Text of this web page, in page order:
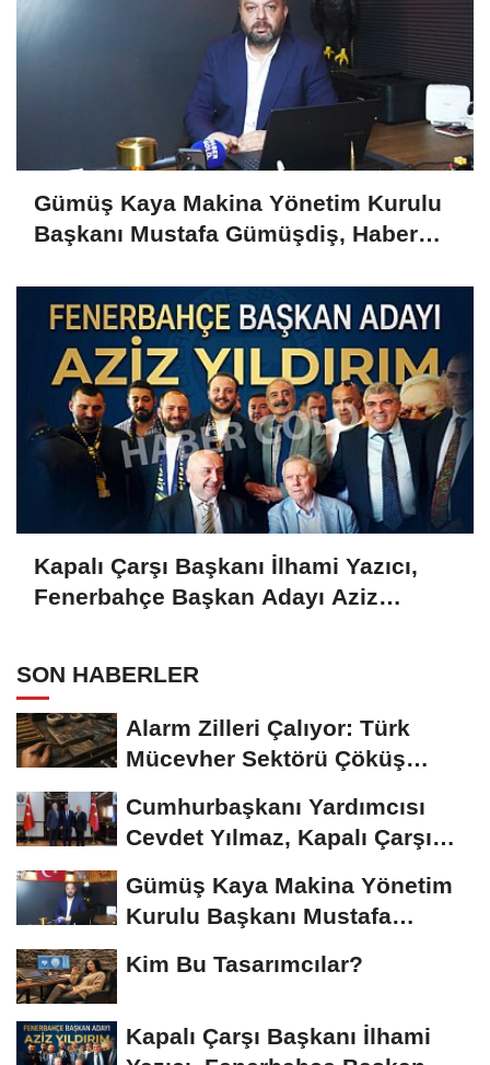
Gümüş Kaya Makina Yönetim Kurulu
Başkanı Mustafa Gümüşdiş, Haber
Kapalı Çarşı Başkanı İlhami Yazıcı,
Fenerbahçe Başkan Adayı Aziz
SON HABERLER
Alarm Zilleri Çalıyor: Türk
Mücevher Sektörü Çöküş
Cumhurbaşkanı Yardımcısı
Cevdet Yılmaz, Kapalı Çarşı
Gümüş Kaya Makina Yönetim
Kurulu Başkanı Mustafa
Kim Bu Tasarımcılar?
Kapalı Çarşı Başkanı İlhami